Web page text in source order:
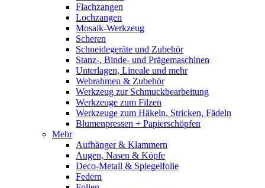
Flachzangen
Lochzangen
Mosaik-Werkzeug
Scheren
Schneidegeräte und Zubehör
Stanz-, Binde- und Prägemaschinen
Unterlagen, Lineale und mehr
Webrahmen & Zubehör
Werkzeug zur Schmuckbearbeitung
Werkzeuge zum Filzen
Werkzeuge zum Häkeln, Stricken, Fädeln
Blumenpressen + Papierschöpfen
Mehr
Aufhänger & Klammern
Augen, Nasen & Köpfe
Deco-Metall & Spiegelfolie
Federn